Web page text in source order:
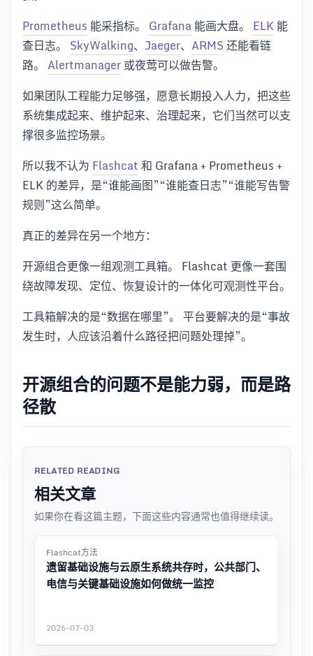
Prometheus 能采指标。 Grafana能画大盘。 ELK能
查日志。 SkyWalking、 Jaeger、 ARMS还能看链
路。 Alertmanager或夜莺可以做告警。
如果团队工程能力足够强，愿意长期投入人力，把这些
系统集成起来、维护起来、治理起来，它们当然可以支
撑很多监控场景。
所以我不认为 Flashcat和 Grafana + Prometheus +
ELK 的差异，是“谁能画图”“谁能查日志”“谁能写告警
规则”这么简单。
真正的差异在另一个地方：
开源组合更像一组观测工具箱。 Flashcat 更像一套围
绕故障发现、定位、恢复设计的一体化可观测性平台。
工具箱解决的是“数据在哪里”。 平台要解决的是“事故
发生时，人应该沿着什么路径把问题处理掉”。
开源组合的问题不是能力弱，而是路
径散
RELATED READING
相关文章
如果你在看这篇主题，下面这些内容通常也值得继续读。
Flashcat方法
遗留基础设施与云原生系统共存时，公共部门、
电信与关键基础设施如何做统一监控
2026-07-03